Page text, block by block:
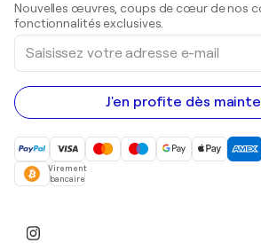
Peintures acryliques
Nouvelles œuvres, coups de cœur de nos
fonctionnalités exclusives.
Saisissez
votre
adresse
e-
mail
J'en profite dès
Virement
bancaire